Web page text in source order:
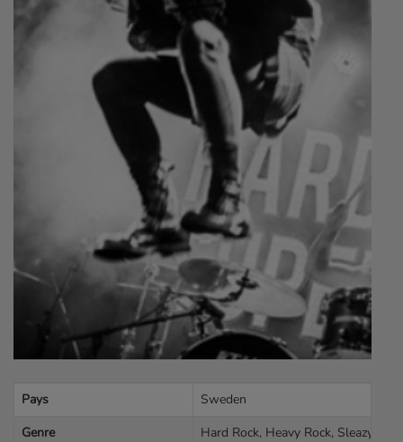
Pays
Sweden
Genre
Hard Rock, Heavy Rock, Sleazy Rock